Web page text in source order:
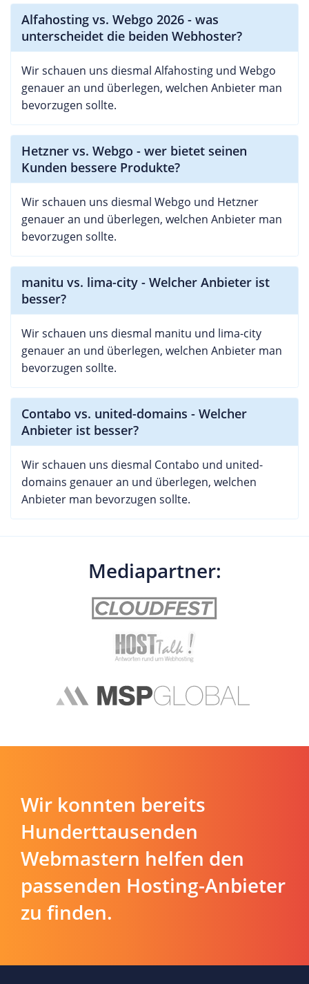
Alfahosting vs. Webgo 2026 - was
unterscheidet die beiden Webhoster?
Wir schauen uns diesmal Alfahosting und Webgo
genauer an und überlegen, welchen Anbieter man
bevorzugen sollte.
Hetzner vs. Webgo - wer bietet seinen
Kunden bessere Produkte?
Wir schauen uns diesmal Webgo und Hetzner
genauer an und überlegen, welchen Anbieter man
bevorzugen sollte.
manitu vs. lima-city - Welcher Anbieter ist
besser?
Wir schauen uns diesmal manitu und lima-city
genauer an und überlegen, welchen Anbieter man
bevorzugen sollte.
Contabo vs. united-domains - Welcher
Anbieter ist besser?
Wir schauen uns diesmal Contabo und united-
domains genauer an und überlegen, welchen
Anbieter man bevorzugen sollte.
Mediapartner:
Wir konnten bereits
Hunderttausenden
Webmastern helfen den
passenden Hosting-Anbieter
zu finden.